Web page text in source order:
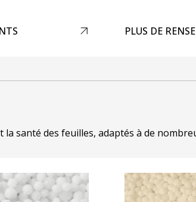
PLUS DE
santé des feuilles, adaptés à de